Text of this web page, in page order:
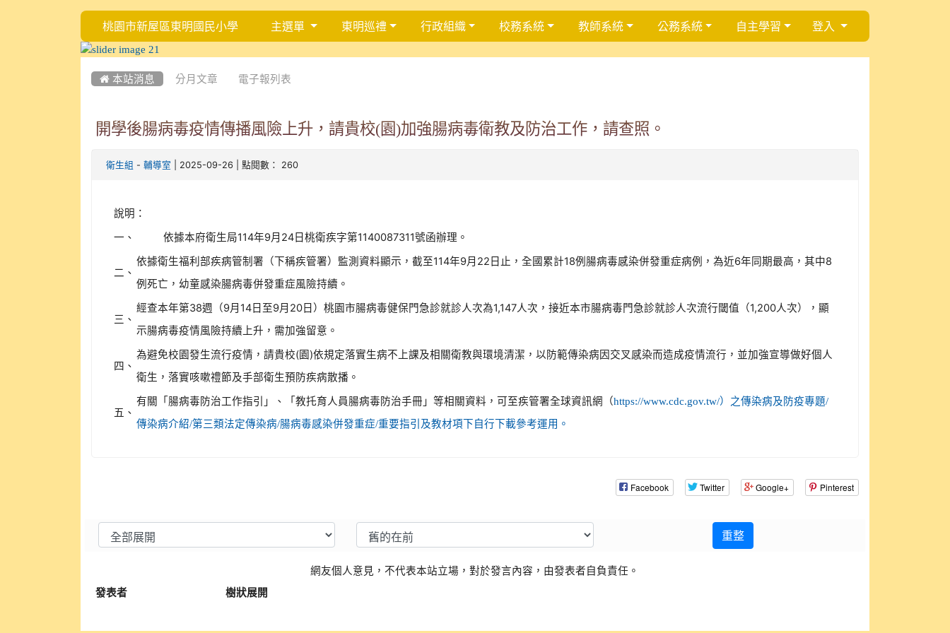
桃園市新屋區東明國民小學 主選單 東明巡禮 行政組織 校務系統 教師系統 公務系統 自主學習 登入
 本站消息 分月文章 電子報列表
開學後腸病毒疫情傳播風險上升，請貴校(園)加強腸病毒衛教及防治工作，請查照。
衛生組 -輔導室 | 2025-09-26 | 點閱數： 260
說明：
一、
依據本府衛生局114年9月24日桃衛疾字第1140087311號函辦理。
二、
依據衛生福利部疾病管制署（下稱疾管署）監測資料顯示，截至114年9月22日止，全國累計18例腸病毒感染併發重症病例，為近6年同期最高，其中8
例死亡，幼童感染腸病毒併發重症風險持續。
三、
經查本年第38週（9月14日至9月20日）桃園市腸病毒健保門急診就診人次為1,147人次，接近本市腸病毒門急診就診人次流行閾值（1,200人次），顯
示腸病毒疫情風險持續上升，需加強留意。
四、
為避免校園發生流行疫情，請貴校(園)依規定落實生病不上課及相關衛教與環境清潔，以防範傳染病因交叉感染而造成疫情流行，並加強宣導做好個人
衛生，落實咳嗽禮節及手部衛生預防疾病散播。
五、
有關「腸病毒防治工作指引」、「教托育人員腸病毒防治手冊」等相關資料，可至疾管署全球資訊網（https://www.cdc.gov.tw/）之傳染病及防疫專題/
傳染病介紹/第三類法定傳染病/腸病毒感染併發重症/重要指引及教材項下自行下載參考運用。
Facebook Twitter Google+ Pinterest
重整
網友個人意見，不代表本站立場，對於發言內容，由發表者自負責任。
發表者
樹狀展開